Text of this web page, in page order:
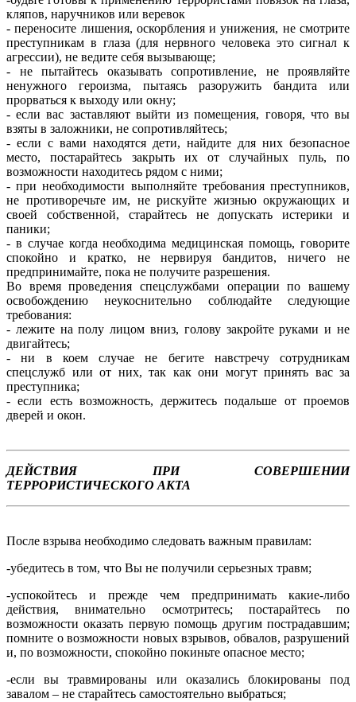
кляпов, наручников или веревок
- переносите лишения, оскорбления и унижения, не смотрите
преступникам в глаза (для нервного человека это сигнал к
агрессии), не ведите себя вызывающе;
- не пытайтесь оказывать сопротивление, не проявляйте
ненужного героизма, пытаясь разоружить бандита или
прорваться к выходу или окну;
- если вас заставляют выйти из помещения, говоря, что вы
взяты в заложники, не сопротивляйтесь;
- если с вами находятся дети, найдите для них безопасное
место, постарайтесь закрыть их от случайных пуль, по
возможности находитесь рядом с ними;
- при необходимости выполняйте требования преступников,
не противоречьте им, не рискуйте жизнью окружающих и
своей собственной, старайтесь не допускать истерики и
паники;
- в случае когда необходима медицинская помощь, говорите
спокойно и кратко, не нервируя бандитов, ничего не
предпринимайте, пока не получите разрешения.
Во время проведения спецслужбами операции по вашему
освобождению неукоснительно соблюдайте следующие
требования:
- лежите на полу лицом вниз, голову закройте руками и не
двигайтесь;
- ни в коем случае не бегите навстречу сотрудникам
спецслужб или от них, так как они могут принять вас за
преступника;
- если есть возможность, держитесь подальше от проемов
дверей и окон.
ДЕЙСТВИЯ ПРИ СОВЕРШЕНИИ
ТЕРРОРИСТИЧЕСКОГО АКТА
После взрыва необходимо следовать важным правилам:
-убедитесь в том, что Вы не получили серьезных травм;
-успокойтесь и прежде чем предпринимать какие-либо
действия, внима­тельно осмотритесь; постарайтесь по
возможности оказать первую помощь дру­гим пострадавшим;
помните о возможности новых взрывов, обвалов, разруше­ний
и, по возможности, спокойно покиньте опасное место;
-если вы травмированы или оказались блокированы под
завалом – не ста­райтесь самостоятельно выбраться;